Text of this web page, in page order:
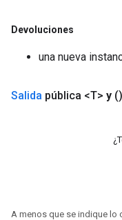
Devoluciones
una nueva
Salida pública <T> y ()
A menos que se indique lo